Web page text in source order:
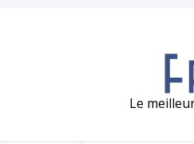
Le